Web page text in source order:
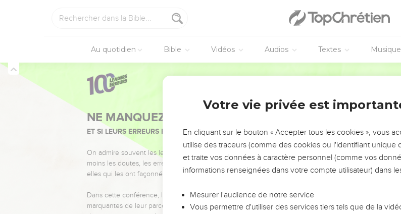
Au quotidien Bible Vidéos Audios Textes Musique
NE MANQUEZ PAS L’ÉVÉNEMENT DE L’ANNÉE !
ET SI LEURS ERREURS POUVAIENT VOUS ÉVITER LES VOTRES ?
On admire souvent les leaders pour leurs réussites, leur impact, leur foi ou leur vision. Mais on voit
moins les doutes, les erreurs et les saisons difficiles qu'ils ont traversés, alors même que ce sont
elles qui les ont façonnés.
Dans cette conférence, leaders, entrepreneurs, et responsables reviennent sur les erreurs
marquantes de leur parcours et les clés pour avancer avec plus de sagesse afin que leurs erreurs
Votre vie privée est
En cliquant sur le bouton « Accepter tous les cookies », vous
utilise des traceurs (comme des cookies ou l'identifiant unique
et traite vos données à caractère personnel (comme vos
informations renseignées dans votre compte utilisateur) dans
Mesurer l'audience de notre service
Vous permettre d'utiliser des services tiers tels que de la